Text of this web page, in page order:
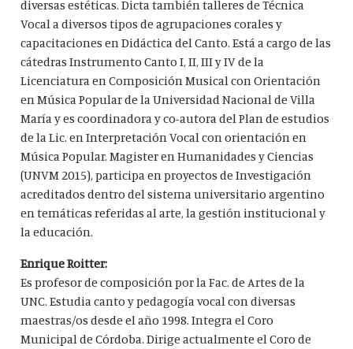
diversas estéticas. Dicta también talleres de Técnica
Vocal a diversos tipos de agrupaciones corales y
capacitaciones en Didáctica del Canto. Está a cargo de las
cátedras Instrumento Canto I, II, III y IV de la
Licenciatura en Composición Musical con Orientación
en Música Popular de la Universidad Nacional de Villa
María y es coordinadora y co-autora del Plan de estudios
de la Lic. en Interpretación Vocal con orientación en
Música Popular. Magister en Humanidades y Ciencias
(UNVM 2015), participa en proyectos de Investigación
acreditados dentro del sistema universitario argentino
en temáticas referidas al arte, la gestión institucional y
la educación.
Enrique Roitter:
Es profesor de composición por la Fac. de Artes de la
UNC. Estudia canto y pedagogía vocal con diversas
maestras/os desde el año 1998. Integra el Coro
Municipal de Córdoba. Dirige actualmente el Coro de